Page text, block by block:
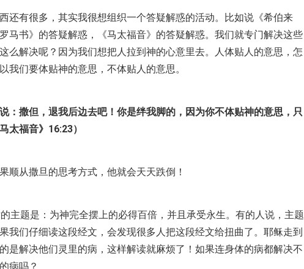
还有很多，其实我很想组织一个答疑解惑的活动。比如说《希伯来
马书》的答疑解惑，《马太福音》的答疑解惑。我们就专门解决这些
么解决呢？因为我们想把人拉到神的心意里去。人体贴人的意思，怎
我们要体贴神的意思，不体贴人的意思。
：撒但，退我后边去吧！你是绊我脚的，因为你不体贴神的意思，只
太福音》16:23）
顺从撒旦的思考方式，他就会天天跌倒！
的主题是：为神完全摆上的必得百倍，并且承受永生。有的人说，主题
我们仔细读这段经文，会发现很多人把这段经文给扭曲了。耶稣走到
是解决他们灵里的病，这样解读就麻烦了！如果连身体的病都解决不
病吗？